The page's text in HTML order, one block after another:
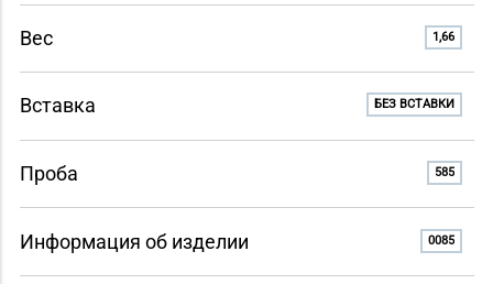
Вес 1,66
Вставка БЕЗ ВСТАВКИ
Проба 585
Информация об изделии 0085